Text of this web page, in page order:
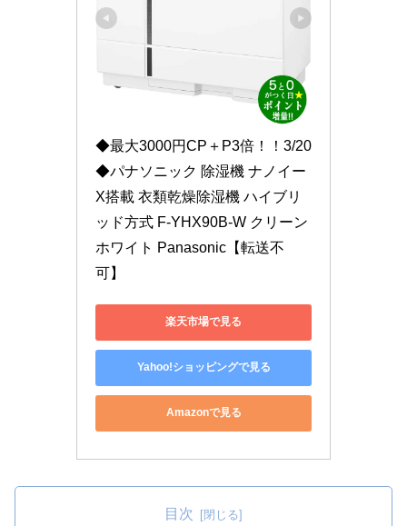
◆最大3000円CP＋P3倍！！3/20
◆パナソニック 除湿機 ナノイー
X搭載 衣類乾燥除湿機 ハイブリ
ッド方式 F-YHX90B-W クリーン
ホワイト Panasonic【転送不
可】
楽天市場で見る
Yahoo!ショッピングで見る
Amazonで見る
目次